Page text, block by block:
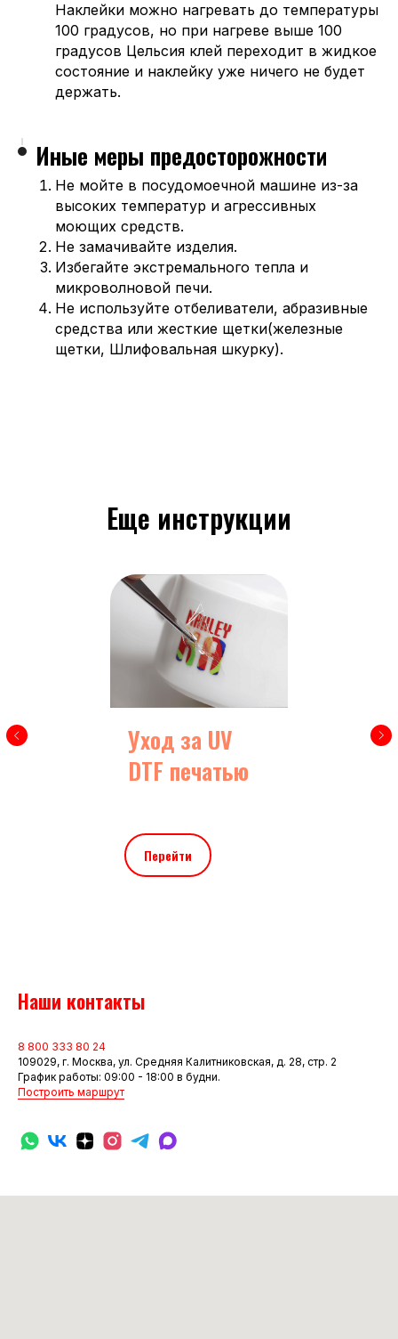
Наклейки можно нагревать до температуры
100 градусов, но при нагреве выше 100
градусов Цельсия клей переходит в жидкое
состояние и наклейку уже ничего не будет
держать.
Иные меры предосторожности
Не мойте в посудомоечной машине из-за
высоких температур и агрессивных
моющих средств.
Не замачивайте изделия.
Избегайте экстремального тепла и
микроволновой печи.
Не используйте отбеливатели, абразивные
средства или жесткие щетки(железные
щетки, Шлифовальная шкурку).
Еще инструкции
Уход за UV
DTF печатью
Перейти
Наши контакты
8 800 333 80 24
109029, г. Москва, ул. Средняя Калитниковская, д. 28, стр. 2
График работы: 09:00 - 18:00 в будни.
Построить маршрут